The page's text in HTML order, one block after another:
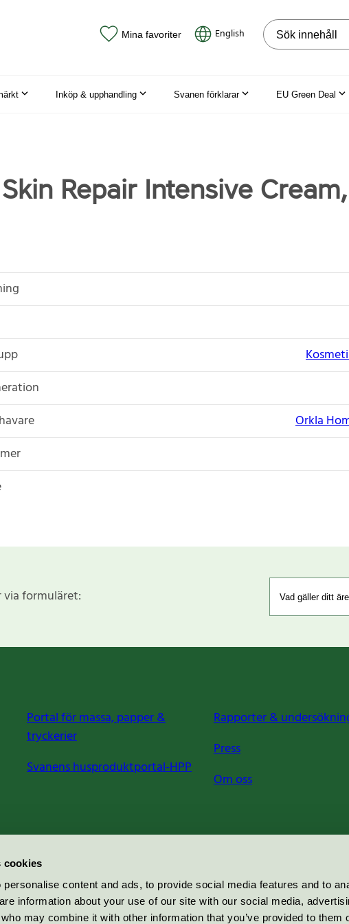
cookies
content and ads, to provide social media features and to
information about your use of our site with our social media,
may combine it with other information that you’ve provided to them
Mina favoriter English Sök på
Inköp & upphandling Svanen förklarar EU Green Deal
Repair Intensive
Orkla
via formuläret:
Portal för massa, papper &
tryckerier
Svanens husproduktportal-HPP
Rapporter &
Press
Om oss